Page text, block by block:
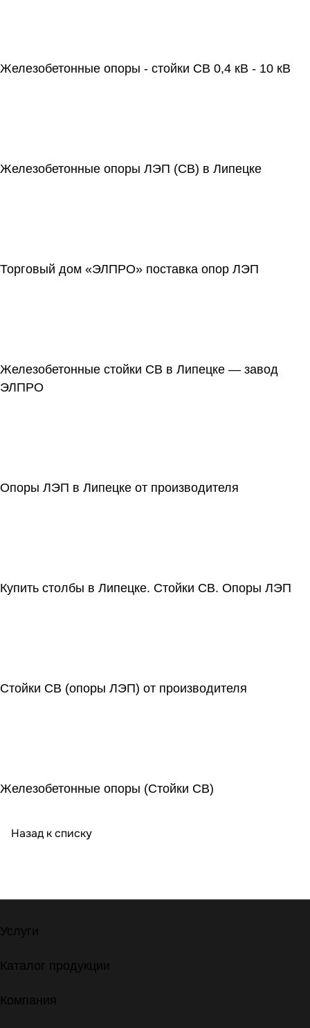
Железобетонные опоры - стойки СВ 0,4 кВ - 10 кВ
Железобетонные опоры ЛЭП (СВ) в Липецке
Торговый дом «ЭЛПРО» поставка опор ЛЭП
Железобетонные стойки СВ в Липецке — завод
ЭЛПРО
Опоры ЛЭП в Липецке от производителя
Купить столбы в Липецке. Стойки СВ. Опоры ЛЭП
Стойки СВ (опоры ЛЭП) от производителя
Железобетонные опоры (Стойки СВ)
Назад к списку
Услуги
Каталог продукции
Компания